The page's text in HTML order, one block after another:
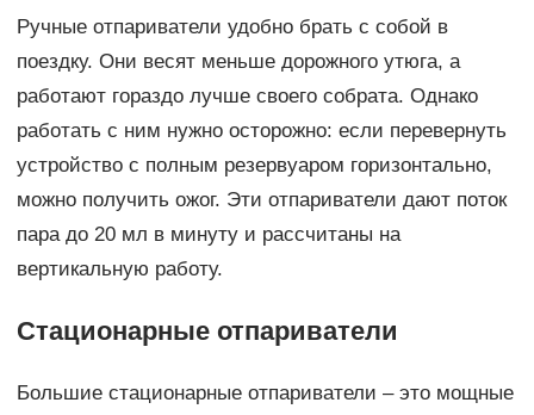
Ручные отпариватели удобно брать с собой в
поездку. Они весят меньше дорожного утюга, а
работают гораздо лучше своего собрата. Однако
работать с ним нужно осторожно: если перевернуть
устройство с полным резервуаром горизонтально,
можно получить ожог. Эти отпариватели дают поток
пара до 20 мл в минуту и рассчитаны на
вертикальную работу.
Стационарные отпариватели
Большие стационарные отпариватели – это мощные